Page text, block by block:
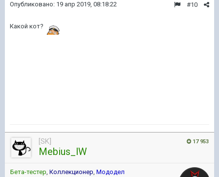
#10
Опубликовано: 19 апр 2019, 08:18:22
Какой кот?
17 953
[SK]
Mebius_lW
Бета-тестер, Коллекционер, Мододел